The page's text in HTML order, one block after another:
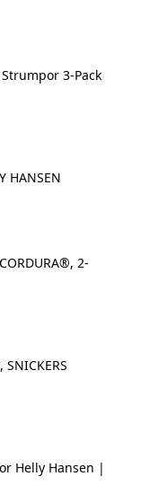
HANSEN
SNICKERS